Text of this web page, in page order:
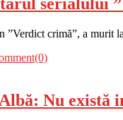
crimă”, a murit
Nu